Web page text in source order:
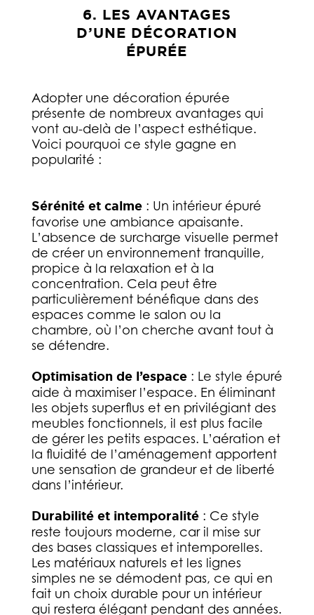
6. LES AVANTAGES
D’UNE DÉCORATION
ÉPURÉE
Adopter une décoration épurée
présente de nombreux avantages qui
vont au-delà de l’aspect esthétique.
Voici pourquoi ce style gagne en
popularité :
Sérénité et calme: Un intérieur épuré
favorise une ambiance apaisante.
L’absence de surcharge visuelle permet
de créer un environnement tranquille,
propice à la relaxation et à la
concentration. Cela peut être
particulièrement bénéfique dans des
espaces comme le salon ou la
chambre, où l’on cherche avant tout à
se détendre.
Optimisation de l’espace: Le style épuré
aide à maximiser l’espace. En éliminant
les objets superflus et en privilégiant des
meubles fonctionnels, il est plus facile
de gérer les petits espaces. L’aération et
la fluidité de l’aménagement apportent
une sensation de grandeur et de liberté
dans l’intérieur.
Durabilité et intemporalité: Ce style
reste toujours moderne, car il mise sur
des bases classiques et intemporelles.
Les matériaux naturels et les lignes
simples ne se démodent pas, ce qui en
fait un choix durable pour un intérieur
qui restera élégant pendant des années.